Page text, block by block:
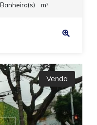
Banheiro(s)
m²
Venda